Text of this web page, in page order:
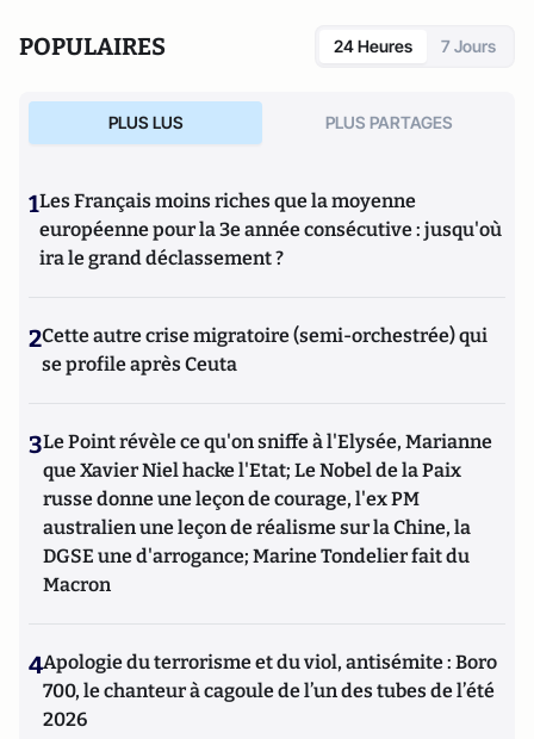
POPULAIRES 24 Heures 7 Jours
PLUS LUS PLUS PARTAGES
1Les Français moins riches que la moyenne
européenne pour la 3e année consécutive : jusqu'où
ira le grand déclassement ?
2Cette autre crise migratoire (semi-orchestrée) qui
se profile après Ceuta
3Le Point révèle ce qu'on sniffe à l'Elysée, Marianne
que Xavier Niel hacke l'Etat; Le Nobel de la Paix
russe donne une leçon de courage, l'ex PM
australien une leçon de réalisme sur la Chine, la
DGSE une d'arrogance; Marine Tondelier fait du
Macron
4Apologie du terrorisme et du viol, antisémite : Boro
700, le chanteur à cagoule de l’un des tubes de l’été
2026